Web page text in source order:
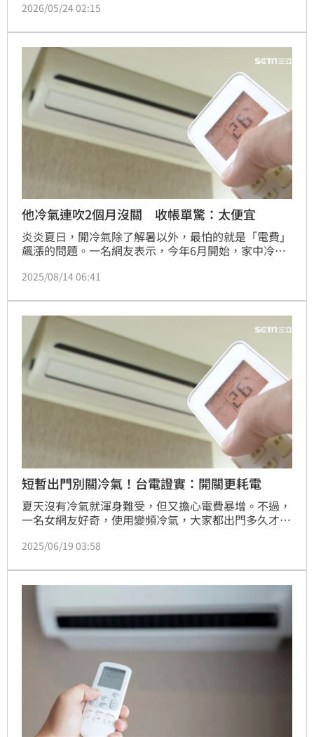
門2小時不用關冷氣。對此，台灣電力公司闢謠，並給
包。
2026/05/24 02:15
他冷氣連吹2個月沒關 收帳單驚：太便宜
炎炎夏日，開冷氣除了解暑以外，最怕的就是「電費」
飆漲的問題。一名網友表示，今年6月開始，家中冷氣
想到收到帳單卻發現居然2千元有找，讓他非常驚訝，
本上不關冷氣，使用變頻冷氣之後，電費真的減少很
多。
2025/08/14 06:41
短暫出門別關冷氣！台電證實：開關更耗電
夏天沒有冷氣就渾身難受，但又擔心電費暴增。不過，
一名女網友好奇，使用變頻冷氣，大家都出門多久才會
人出門2-3小時才會關。對此，台電也給出建議。
2025/06/19 03:58